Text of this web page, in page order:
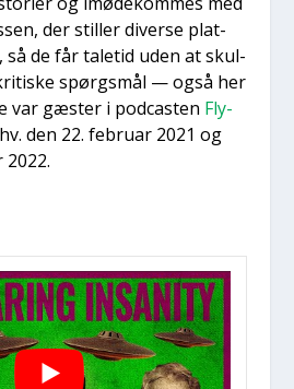
der stil­ler diver­se plat­
så de får tale­tid uden at skul­
spørgs­mål — også her
var gæster i podca­sten Fly­
den 22. febru­ar 2021 og